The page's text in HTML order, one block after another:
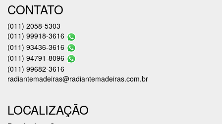
CONTATO
(011) 2058-5303
(011) 99918-3616
(011) 93436-3616
(011) 94791-8096
(011) 99682-3616
radiantemadeiras@radiantemadeiras.com.br
LOCALIZAÇÃO